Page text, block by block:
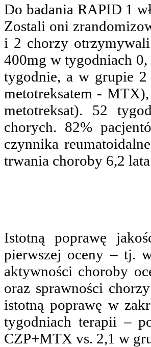
Do badania RAPID 1
Zostali oni
i 2 chorzy
400mg w tygodniach
tygodnie, a w grupie
metotreksatem -
metotreksat). 52
chorych. 82%
czynnika
trwania choroby 6,2
Istotną poprawę
pierwszej oceny – tj.
aktywności choroby
oraz sprawności
istotną poprawę w
tygodniach terapii –
CZP+MTX vs. 2,1 w